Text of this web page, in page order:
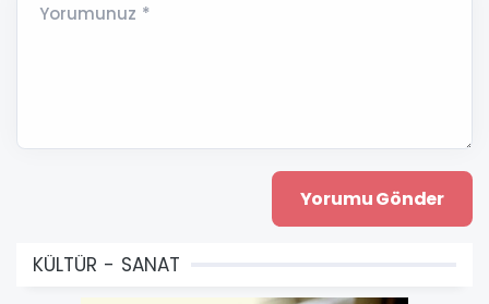
Yorumunuz *
KÜLTÜR - SANAT